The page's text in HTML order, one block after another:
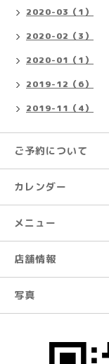
2020-03（1）
2020-02（3）
2020-01（1）
2019-12（6）
2019-11（4）
ご予約について
カレンダー
メニュー
店舗情報
写真